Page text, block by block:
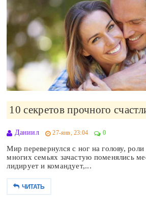
10 секретов прочного
Даниил 27-янв, 23:04 0
Мир перевернулся с ног на голову,
многих семьях зачастую поменялись
лидирует и командует,...
ЧИТАТЬ